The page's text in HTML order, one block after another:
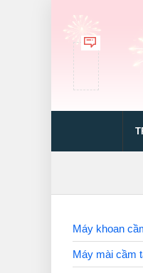
Máy khoan
Máy mài cầm